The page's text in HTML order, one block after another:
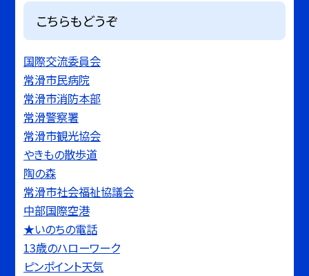
こちらもどうぞ
国際交流委員会
常滑市民病院
常滑市消防本部
常滑警察署
常滑市観光協会
やきもの散歩道
陶の森
常滑市社会福祉協議会
中部国際空港
★いのちの電話
13歳のハローワーク
ピンポイント天気